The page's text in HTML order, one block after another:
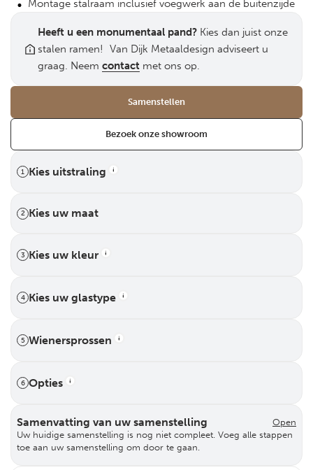
Montage stalraam inclusief voegwerk aan de buitenzijde
Heeft u een monumentaal pand? Kies dan juist onze
stalen ramen! Van Dijk Metaaldesign adviseert u
graag. Neem contact met ons op.
Samenstellen
Bezoek onze showroom
1 Kies uitstraling
2 Kies uw maat
3 Kies uw kleur
4 Kies uw glastype
5 Wienersprossen
6 Opties
Samenvatting van uw samenstelling
Open
Uw huidige samenstelling is nog niet compleet. Voeg alle stappen
toe aan uw samenstelling om door te gaan.